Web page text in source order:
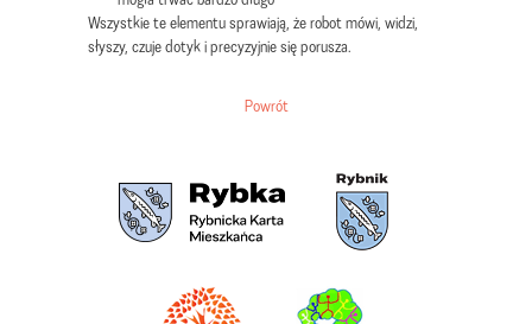
Wszystkie te elementu sprawiają, że robot mówi, widzi,
słyszy, czuje dotyk i precyzyjnie się porusza.
Powrót